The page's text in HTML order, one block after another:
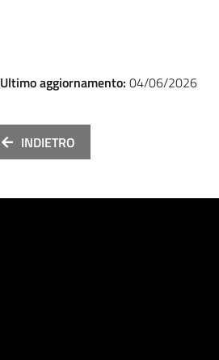
Ultimo aggiornamento: 04/06/2026
INDIETRO